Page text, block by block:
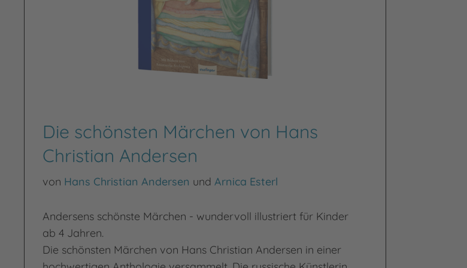
Die schönsten Märchen von Hans
Christian Andersen
von Hans Christian Andersen und Arnica Esterl
Andersens schönste Märchen - wundervoll illustriert für Kinder
ab 4 Jahren.
Die schönsten Märchen von Hans Christian Andersen in einer